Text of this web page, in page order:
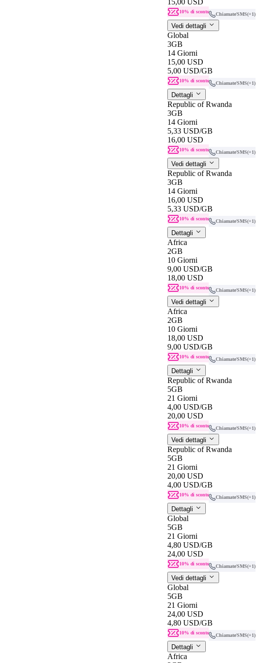
10% di sconto Chiamate/SMS(+1)
Vedi dettagli
Global
3GB
14 Giorni
15,00 USD
5,00 USD/GB
10% di sconto Chiamate/SMS(+1)
Dettagli
Republic of Rwanda
3GB
14 Giorni
5,33 USD/GB
16,00 USD
10% di sconto Chiamate/SMS(+1)
Vedi dettagli
Republic of Rwanda
3GB
14 Giorni
16,00 USD
5,33 USD/GB
10% di sconto Chiamate/SMS(+1)
Dettagli
Africa
2GB
10 Giorni
9,00 USD/GB
18,00 USD
10% di sconto Chiamate/SMS(+1)
Vedi dettagli
Africa
2GB
10 Giorni
18,00 USD
9,00 USD/GB
10% di sconto Chiamate/SMS(+1)
Dettagli
Republic of Rwanda
5GB
21 Giorni
4,00 USD/GB
20,00 USD
10% di sconto Chiamate/SMS(+1)
Vedi dettagli
Republic of Rwanda
5GB
21 Giorni
20,00 USD
4,00 USD/GB
10% di sconto Chiamate/SMS(+1)
Dettagli
Global
5GB
21 Giorni
4,80 USD/GB
24,00 USD
10% di sconto Chiamate/SMS(+1)
Vedi dettagli
Global
5GB
21 Giorni
24,00 USD
4,80 USD/GB
10% di sconto Chiamate/SMS(+1)
Dettagli
Africa